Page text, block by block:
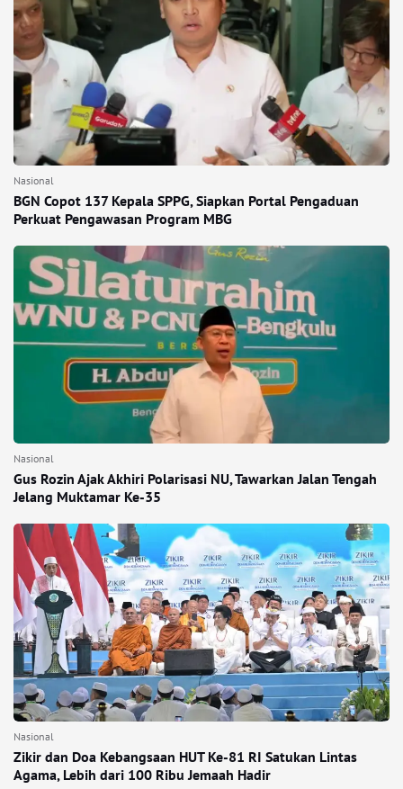
Nasional
BGN Copot 137 Kepala SPPG, Siapkan Portal Pengaduan
Perkuat Pengawasan Program MBG
Nasional
Gus Rozin Ajak Akhiri Polarisasi NU, Tawarkan Jalan Tengah
Jelang Muktamar Ke-35
Nasional
Zikir dan Doa Kebangsaan HUT Ke-81 RI Satukan Lintas
Agama, Lebih dari 100 Ribu Jemaah Hadir